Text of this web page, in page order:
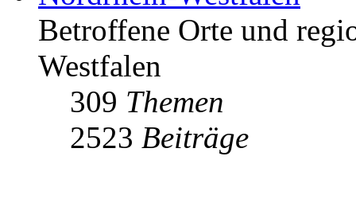
Betroffene Orte und
Westfalen
309 Themen
2523 Beiträge